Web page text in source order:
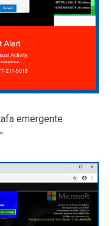
emergente